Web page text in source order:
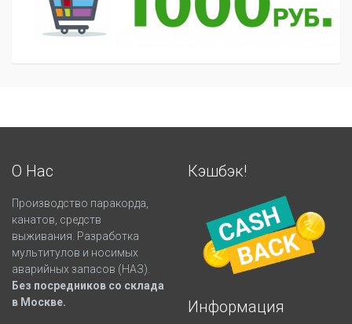
О Нас
Производство паракорда,
канатов, средств
выживания. Разработка
мультитулов и носимых
аварийных запасов (НАЗ).
Без посредников со склада
в Москве.
Кэшбэк!
Информация